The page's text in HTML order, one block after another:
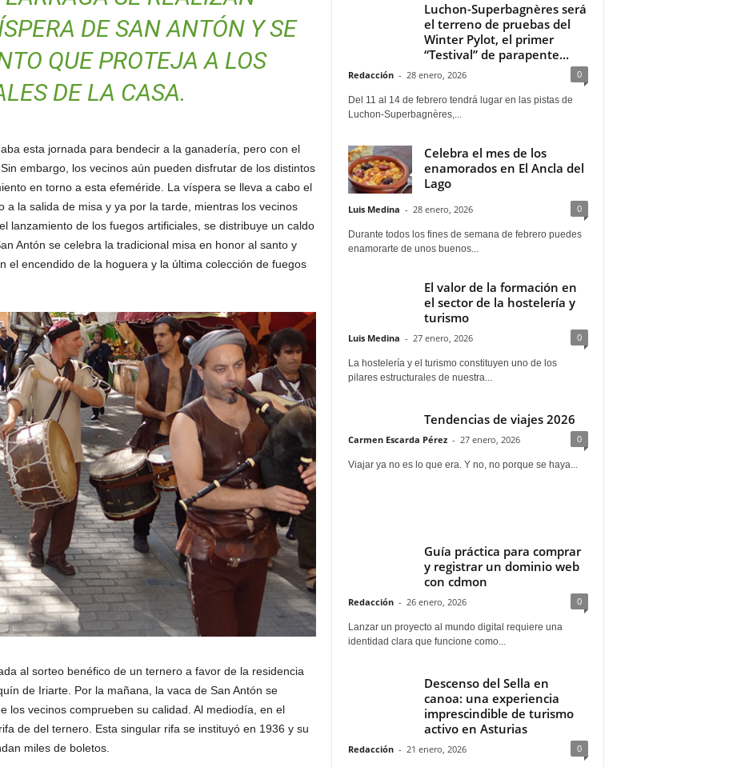
DE SAN ANTÓN Y SE
QUE PROTEJA A LOS
DE LA CASA.
esta jornada para bendecir a la ganadería, pero con el
embargo, los vecinos aún pueden disfrutar de los distintos
en torno a esta efeméride. La víspera se lleva a cabo el
a la salida de misa y ya por la tarde, mientras los vecinos
lanzamiento de los fuegos artificiales, se distribuye un caldo
Antón se celebra la tradicional misa en honor al santo y
el encendido de la hoguera y la última colección de fuegos
al sorteo benéfico de un ternero a favor de la residencia
de Iriarte. Por la mañana, la vaca de San Antón se
los vecinos comprueben su calidad. Al mediodía, en el
de del ternero. Esta singular rifa se instituyó en 1936 y su
miles de boletos.
Luchon-Superbagnères será
el terreno de pruebas del
Winter Pylot, el primer
“Testival” de parapente...
Redacción - 28 enero, 2026 0
Del 11 al 14 de febrero tendrá lugar en las pistas de
Luchon-Superbagnères,...
Celebra el mes de los
enamorados en El Ancla del
Lago
Luis Medina - 28 enero, 2026 0
Durante todos los fines de semana de febrero puedes
enamorarte de unos buenos...
El valor de la formación en
el sector de la hostelería y
turismo
Luis Medina - 27 enero, 2026 0
La hostelería y el turismo constituyen uno de los
pilares estructurales de nuestra...
Tendencias de viajes 2026
Carmen Escarda Pérez - 27 enero, 2026 0
Viajar ya no es lo que era. Y no, no porque se haya...
Guía práctica para comprar
y registrar un dominio web
con cdmon
Redacción - 26 enero, 2026 0
Lanzar un proyecto al mundo digital requiere una
identidad clara que funcione como...
Descenso del Sella en
canoa: una experiencia
imprescindible de turismo
activo en Asturias
Redacción - 21 enero, 2026 0